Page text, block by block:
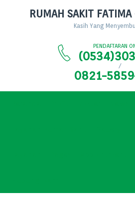
RUMAH SAKIT
Kasih Yang
PENDAFTARAN
/
0821-